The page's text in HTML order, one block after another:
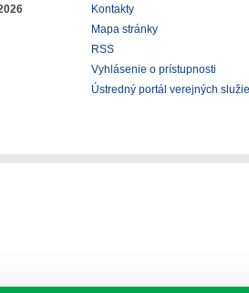
Kontakty
Mapa stránky
RSS
Vyhlásenie o prístupnosti
Ústredný portál verejných